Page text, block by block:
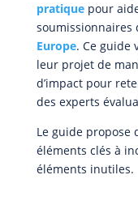
pratiquepour
soumissionnaires
Europe. Ce guide
leur projet de
d’impact pour
des experts
Le guide propose
éléments clés à
éléments inutiles.